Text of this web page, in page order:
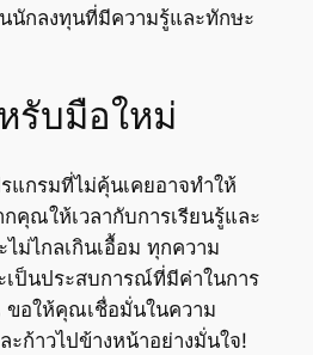
นักลงทุนที่มีความรู้และทักษะ
รับมือใหม่
แกรมที่ไม่คุ้นเคยอาจทำให้
ณให้เวลากับการเรียนรู้และ
ม่ไกลเกินเอื้อม ทุกความ
ป็นประสบการณ์ที่มีค่าในการ
อให้คุณเชื่อมั่นในความ
ะก้าวไปข้างหน้าอย่างมั่นใจ!